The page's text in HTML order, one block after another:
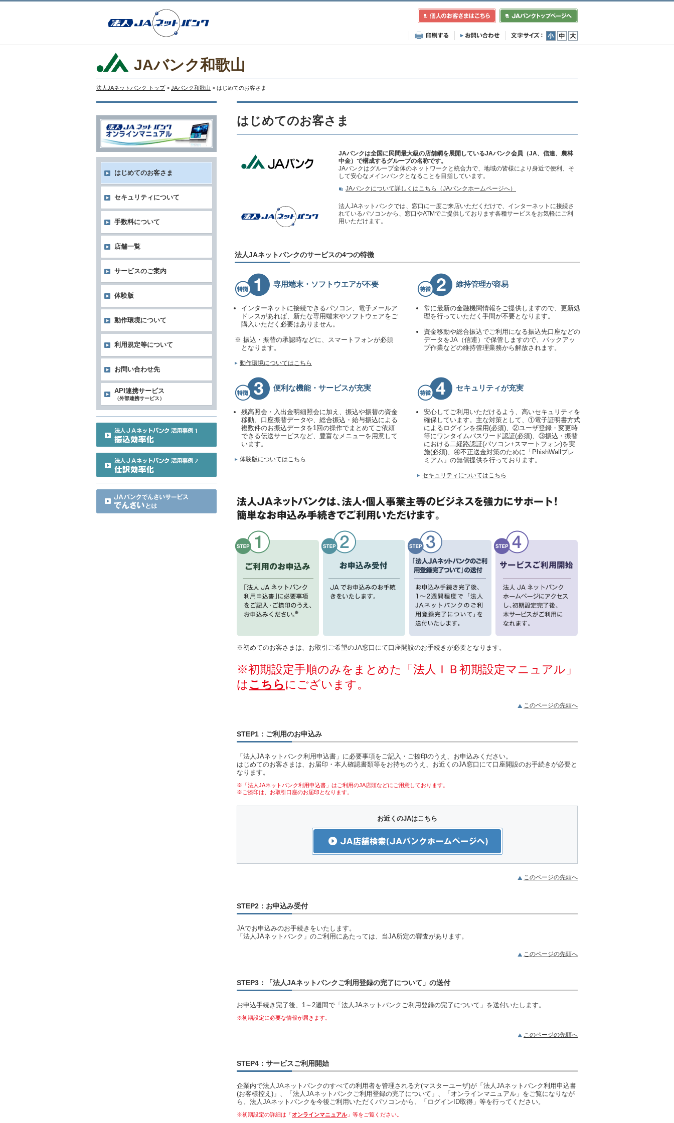
小 中 大
JAバンク和歌山
法人JAネットバンク トップ > JAバンク和歌山 > はじめてのお客さま
はじめてのお客さま
JAバンクは全国に民間最大級の店舗網を展開しているJAバンク会員（JA、信連、農林
中金）で構成するグループの名称です。
JAバンクはグループ全体のネットワークと統合力で、地域の皆様により身近で便利、そ
して安心なメインバンクとなることを目指しています。
JAバンクについて詳しくはこちら（JAバンクホームページへ）
法人JAネットバンクでは、窓口に一度ご来店いただくだけで、インターネットに接続さ
れているパソコンから、窓口やATMでご提供しております各種サービスをお気軽にご利
用いただけます。
法人JAネットバンクのサービスの4つの特徴
専用端末・ソフトウエアが不要
インターネットに接続できるパソコン、電子メールア
ドレスがあれば、新たな専用端末やソフトウェアをご
購入いただく必要はありません。
※ 振込・振替の承認時などに、スマートフォンが必須
となります。
動作環境についてはこちら
維持管理が容易
常に最新の金融機関情報をご提供しますので、更新処
理を行っていただく手間が不要となります。
資金移動や総合振込でご利用になる振込先口座などの
データをJA（信連）で保管しますので、バックアッ
プ作業などの維持管理業務から解放されます。
便利な機能・サービスが充実
残高照会・入出金明細照会に加え、振込や振替の資金
移動、口座振替データや、総合振込・給与振込による
複数件のお振込データを1回の操作でまとめてご依頼
できる伝送サービスなど、豊富なメニューを用意して
います。
体験版についてはこちら
セキュリティが充実
安心してご利用いただけるよう、高いセキュリティを
確保しています。主な対策として、①電子証明書方式
によるログインを採用(必須)、②ユーザ登録・変更時
等にワンタイムパスワード認証(必須)、③振込・振替
における二経路認証(パソコン+スマートフォン)を実
施(必須)、④不正送金対策のために「PhishWallプレ
ミアム」の無償提供を行っております。
セキュリティについてはこちら
※初めてのお客さまは、お取引ご希望のJA窓口にて口座開設のお手続きが必要となります。
※初期設定手順のみをまとめた「法人ＩＢ初期設定マニュアル」
はこちらにございます。
このページの先頭へ
STEP1：ご利用のお申込み
「法人JAネットバンク利用申込書」に必要事項をご記入・ご捺印のうえ、お申込みください。
はじめてのお客さまは、お届印・本人確認書類等をお持ちのうえ、お近くのJA窓口にて口座開設のお手続きが必要と
なります。
※「法人JAネットバンク利用申込書」はご利用のJA店頭などにご用意しております。
※ご捺印は、お取引口座のお届印となります。
お近くのJAはこちら
このページの先頭へ
STEP2：お申込み受付
JAでお申込みのお手続きをいたします。
「法人JAネットバンク」のご利用にあたっては、当JA所定の審査があります。
このページの先頭へ
STEP3：「法人JAネットバンクご利用登録の完了について」の送付
お申込手続き完了後、1～2週間で「法人JAネットバンクご利用登録の完了について」を送付いたします。
※初期設定に必要な情報が届きます。
このページの先頭へ
STEP4：サービスご利用開始
企業内で法人JAネットバンクのすべての利用者を管理される方(マスターユーザ)が「法人JAネットバンク利用申込書
(お客様控え)」、「法人JAネットバンクご利用登録の完了について」、「オンラインマニュアル」をご覧になりなが
ら、法人JAネットバンクを今後ご利用いただくパソコンから、「ログインID取得」等を行ってください。
※初期設定の詳細は「オンラインマニュアル」等をご覧ください。
はじめてのお客さま
セキュリティについて
手数料について
店舗一覧
サービスのご案内
体験版
動作環境について
利用規定等について
お問い合わせ先
API連携サービス
（外部連携サービス）